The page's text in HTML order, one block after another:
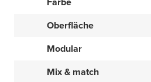
Oberfläche
Modular
Mix & match